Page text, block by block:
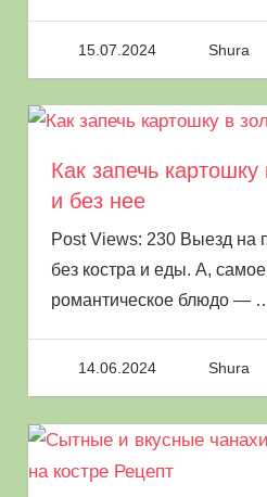
15.07.2024 Shura
Как запечь
и без нее
Post Views: 230 Выезд на
без костра и еды. А,
романтическое блюдо —
14.06.2024 Shura